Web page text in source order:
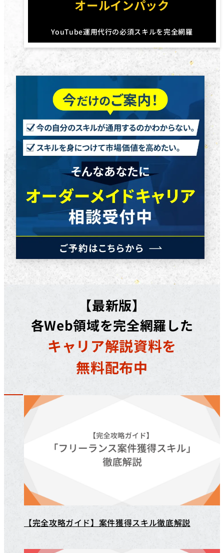
オールインパック
YouTube運用代行の必須スキルを完全網羅
円
【最新版】
各Web領域を完全網羅した
キャリア解説資料を
無料配布中
【完全攻略ガイド】案件獲得スキル徹底解説